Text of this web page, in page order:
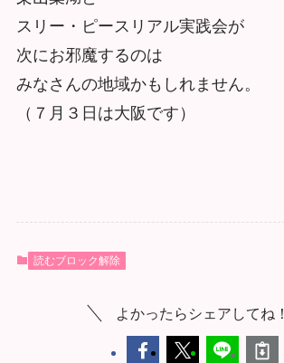
スリー・ピースリアル実践会が
次にお邪魔するのは
みなさんの地域かもしれません。
（７月３日は大阪です）
読むブロック解除
よかったらシェアしてね！